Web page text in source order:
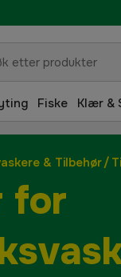
Fiske Klær &
& Tilbehør/
for